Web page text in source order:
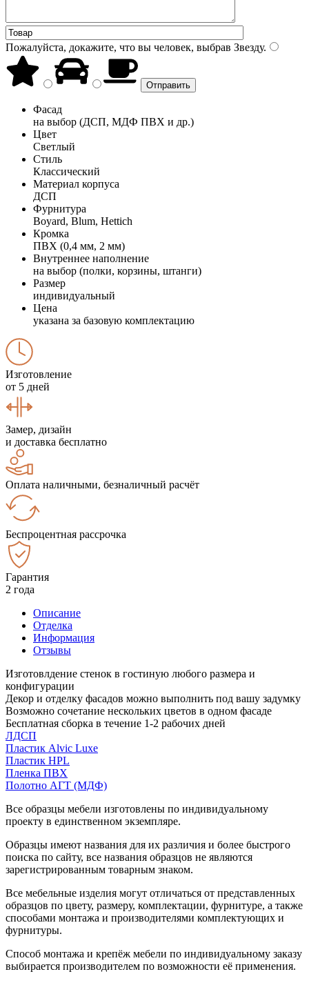
Пожалуйста, докажите, что вы человек, выбрав Звезду.
Фасад
на выбор (ДСП, МДФ ПВХ и др.)
Цвет
Светлый
Стиль
Классический
Материал корпуса
ДСП
Фурнитура
Boyard, Blum, Hettich
Кромка
ПВХ (0,4 мм, 2 мм)
Внутреннее наполнение
на выбор (полки, корзины, штанги)
Размер
индивидуальный
Цена
указана за базовую комплектацию
Изготовление
от 5 дней
Замер, дизайн
и доставка бесплатно
Оплата наличными, безналичный расчёт
Беспроцентная рассрочка
Гарантия
2 года
Описание
Отделка
Информация
Отзывы
Изготовлдение стенок в гостиную любого размера и
конфигурации
Декор и отделку фасадов можно выполнить под вашу задумку
Возможно сочетание нескольких цветов в одном фасаде
Бесплатная сборка в течение 1-2 рабочих дней
ЛДСП
Пластик Alvic Luxe
Пластик HPL
Пленка ПВХ
Полотно АГТ (МДФ)
Все образцы мебели изготовлены по индивидуальному
проекту в единственном экземпляре.
Образцы имеют названия для их различия и более быстрого
поиска по сайту, все названия образцов не являются
зарегистрированным товарным знаком.
Все мебельные изделия могут отличаться от представленных
образцов по цвету, размеру, комплектации, фурнитуре, а также
способами монтажа и производителями комплектующих и
фурнитуры.
Способ монтажа и крепёж мебели по индивидуальному заказу
выбирается производителем по возможности её применения.